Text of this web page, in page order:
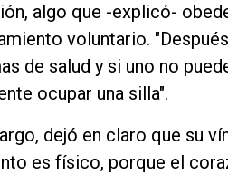
algo que -explicó-
voluntario.
de salud y si uno no
ocupar una silla".
dejó en claro que su
es físico, porque el